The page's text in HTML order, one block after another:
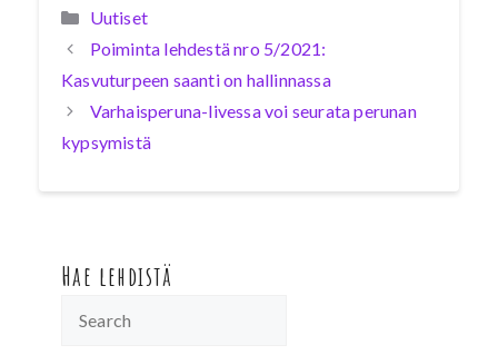
Kategoriat
Uutiset
Poiminta lehdestä nro 5/2021:
Kasvuturpeen saanti on hallinnassa
Varhaisperuna-livessa voi seurata perunan
kypsymistä
Hae lehdistä